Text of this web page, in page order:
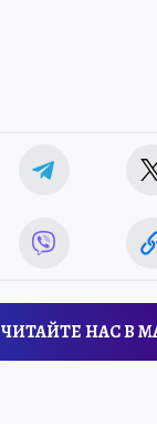
ЧИТАЙТЕ НАС В